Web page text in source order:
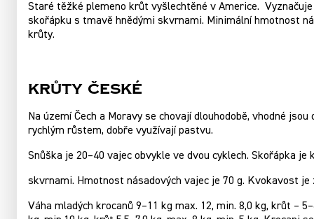
Staré těžké plemeno krůt vyšlechtěné v Americe.
skořápku s tmavě hnědými skvrnami. Minimální hmotnost
krůty.
KRŮTY ČESKÉ
Na území Čech a Moravy se chovají dlouhodobě, vhodné
rychlým růstem, dobře využívají pastvu.
Snůška je 20–40 vajec obvykle ve dvou cyklech. Skořápka je
skvrnami. Hmotnost násadových vajec je 70 g. Kvokavost
Váha mladých krocanů 9–11 kg max. 12, min. 8,0 kg, krůt –